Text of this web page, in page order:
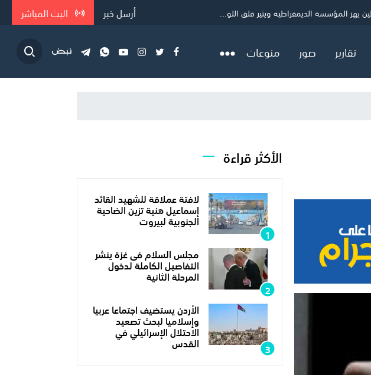
الثانية
يهز المؤسسة الديمقراطية ويثير قلق اللو... أرسل خبر البث المباشر
تقارير صور منوعات
الأكثر قراءة
لافتة عملاقة للشهيد القائد
إسماعيل هنية تزين الضاحية
الجنوبية لبيروت
مجلس السلام فى غزة ينشر
التفاصيل الكاملة لدخول
المرحلة الثانية
الأردن يستضيف اجتماعا عربيا
وإسلاميا لبحث تصعيد
الاحتلال الإسرائيلي في
القدس